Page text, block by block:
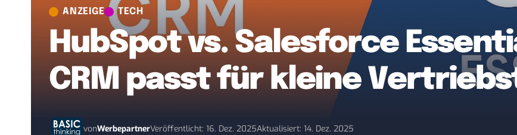
ANZEIGE TECH
HubSpot vs. Salesforce
CRM passt für kleine
vonWerbepartnerVeröffentlicht: 16. Dez. 2025Aktualisiert: 14. Dez. 2025